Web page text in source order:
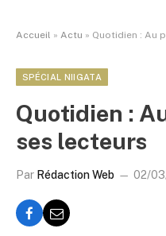
Accueil » Actu » Quotidien : Au
SPÉCIAL NIIGATA
Quotidien :
ses lecteurs
Par Rédaction Web 02/